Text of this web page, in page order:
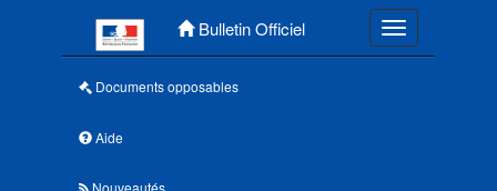
Bulletin Officiel Toggle
Documents opposables
Aide
Nouveautés